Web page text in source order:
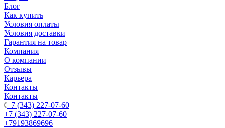
Блог
Как купить
Условия оплаты
Условия доставки
Гарантия на товар
Компания
О компании
Отзывы
Карьера
Контакты
Контакты
+7 (343) 227-07-60
+7 (343) 227-07-60
+79193869696